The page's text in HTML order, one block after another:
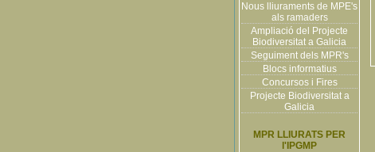
Nous lliuraments de MPE's
als ramaders
Ampliació del Projecte
Biodiversitat a Galicia
Seguiment dels MPR's
Blocs informatius
Concursos i Fires
Projecte Biodiversitat a
Galicia
MPR LLIURATS PER
l'IPGMP